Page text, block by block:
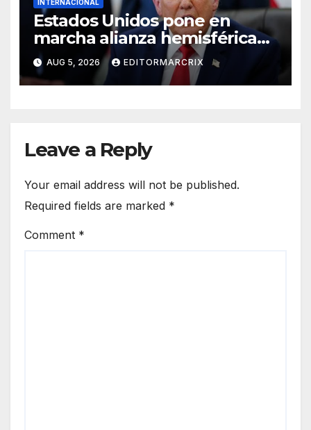
INTERNACIONAL
Estados Unidos pone en
marcha alianza hemisférica
para enfrentar al crimen
organizado
AUG 5, 2026 EDITORMARCRIX
Leave a Reply
Your email address will not be published.
Required fields are marked *
Comment *